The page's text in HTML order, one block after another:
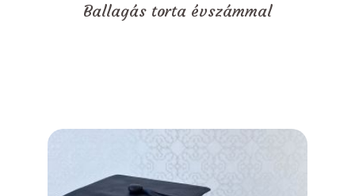
Ballagás torta évszámmal